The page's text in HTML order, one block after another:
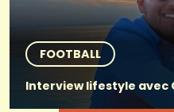
FOOTBALL
Interview lifestyle avec